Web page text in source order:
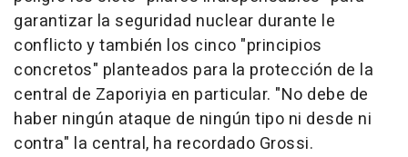
garantizar la seguridad nuclear durante le
conflicto y también los cinco "principios
concretos" planteados para la protección de la
central de Zaporiyia en particular. "No debe de
haber ningún ataque de ningún tipo ni desde ni
contra" la central, ha recordado Grossi.